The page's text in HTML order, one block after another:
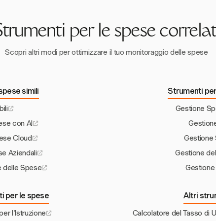
per le spese
Scopri altri modi per ottimizzare il tuo monitoraggio delle spese
simili
con AI
Cloud
Aziendali
delle Spese
Strumenti
Gestione
Gestione
Gestione
per le spese
l'Istruzione
Altri
Calcolatore del Tasso di